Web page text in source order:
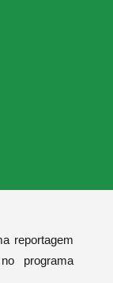
reportagem
programa